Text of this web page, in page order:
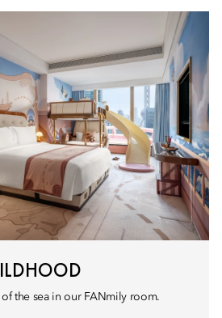
the sea in our FANmily room.